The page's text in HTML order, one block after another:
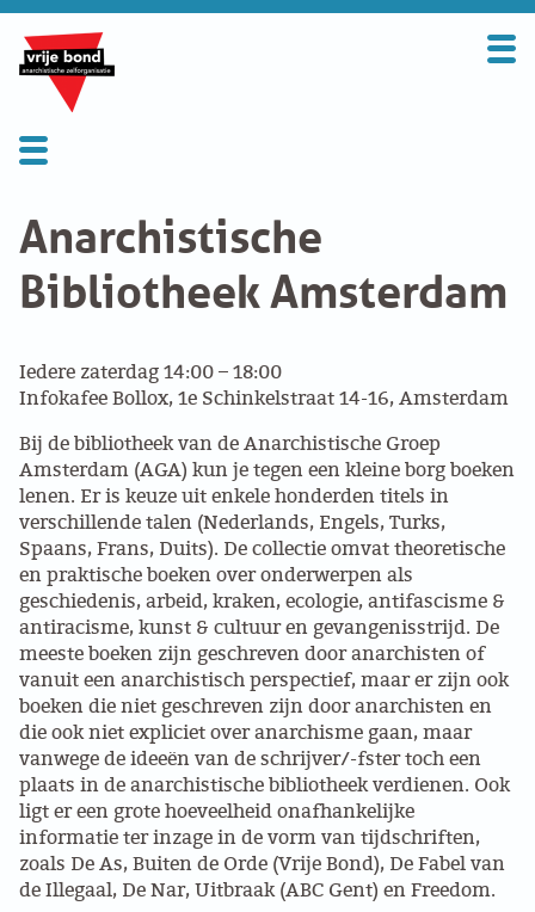
Search
for:
BOND
OVER DE VRIJE BOND
UITGANGSPUNTEN
FAQ
CONTRIBUTIE
SOLIDARITEITSKAS
CONTACT
GROEPEN
ANARCHISTISCHE GROEP A’DAM
ANARCHISTISCH COLLECTIEF ANTWERPEN
ANARCHISTISCH COLLECTIEF BRUGGE
VB AMSTERDAM
VRIJ COLLECTIEF KORTRIJK
Wat is de AGA?
Berichten archief
Bibliotheek
Externe Website
Anarchistische
Bibliotheek Amsterdam
Iedere zaterdag 14:00 – 18:00
Infokafee Bollox, 1e Schinkelstraat 14-16, Amsterdam
Bij de bibliotheek van de Anarchistische Groep
Amsterdam (AGA) kun je tegen een kleine borg boeken
lenen. Er is keuze uit enkele honderden titels in
verschillende talen (Nederlands, Engels, Turks,
Spaans, Frans, Duits). De collectie omvat theoretische
en praktische boeken over onderwerpen als
geschiedenis, arbeid, kraken, ecologie, antifascisme &
antiracisme, kunst & cultuur en gevangenisstrijd. De
meeste boeken zijn geschreven door anarchisten of
vanuit een anarchistisch perspectief, maar er zijn ook
boeken die niet geschreven zijn door anarchisten en
die ook niet expliciet over anarchisme gaan, maar
vanwege de ideeën van de schrijver/-fster toch een
plaats in de anarchistische bibliotheek verdienen. Ook
ligt er een grote hoeveelheid onafhankelijke
informatie ter inzage in de vorm van tijdschriften,
zoals De As, Buiten de Orde (Vrije Bond), De Fabel van
de Illegaal, De Nar, Uitbraak (ABC Gent) en Freedom.